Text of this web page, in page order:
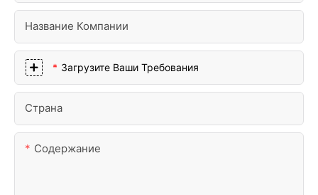
Название Компании
Загрузите Ваши Требования
Страна
Содержание